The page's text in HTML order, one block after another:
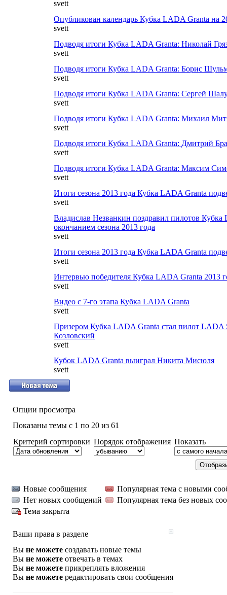
svett
Опубликован календарь Кубка LADA Granta на
svett
Подводя итоги Кубка LADA Granta: Николай
svett
Подводя итоги Кубка LADA Granta: Борис
svett
Подводя итоги Кубка LADA Granta: Сергей
svett
Подводя итоги Кубка LADA Granta: Михаил
svett
Подводя итоги Кубка LADA Granta: Дмитрий
svett
Подводя итоги Кубка LADA Granta: Максим
svett
Итоги сезона 2013 года Кубка LADA Granta
svett
Владислав Незванкин поздравил пилотов Кубка
окончанием сезона 2013 года
svett
Итоги сезона 2013 года Кубка LADA Granta
svett
Интервью победителя Кубка LADA Granta
svett
Видео с 7-го этапа Кубка LADA Granta
svett
Призером Кубка LADA Granta стал пилот
Козловский
svett
Кубок LADA Granta выиграл Никита Мисюля
svett
Опции просмотра
Показаны темы с 1 по 20 из 61
Критерий сортировки Порядок отображения Показать
Новые сообщения
Популярная тема с новыми
Нет новых сообщений
Популярная тема без новых
Тема закрыта
Ваши права в разделе
Вы не можете создавать новые темы
Вы не можете отвечать в темах
Вы не можете прикреплять вложения
Вы не можете редактировать свои сообщения